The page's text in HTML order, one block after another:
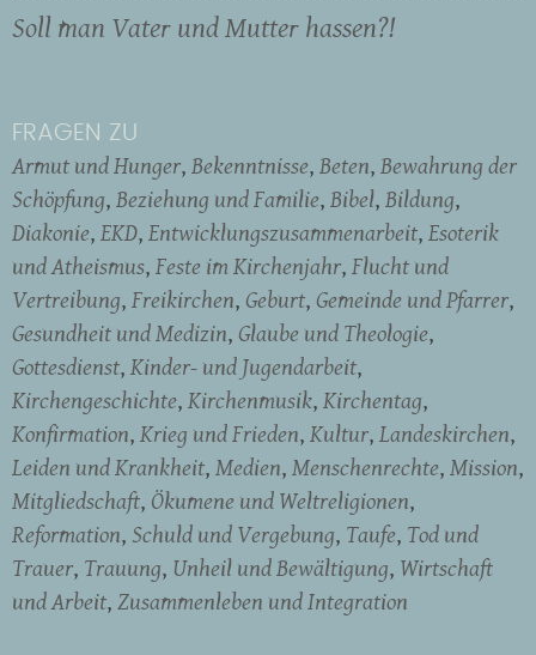
Soll man Vater und Mutter hassen?!
FRAGEN ZU
Armut und Hunger Bekenntnisse Beten Bewahrung der
Schöpfung Beziehung und Familie Bibel Bildung
Diakonie EKD Entwicklungszusammenarbeit Esoterik
und Atheismus Feste im Kirchenjahr Flucht und
Vertreibung Freikirchen Geburt Gemeinde und Pfarrer
Gesundheit und Medizin Glaube und Theologie
Gottesdienst Kinder- und Jugendarbeit
Kirchengeschichte Kirchenmusik Kirchentag
Konfirmation Krieg und Frieden Kultur Landeskirchen
Leiden und Krankheit Medien Menschenrechte Mission
Mitgliedschaft Ökumene und Weltreligionen
Reformation Schuld und Vergebung Taufe Tod und
Trauer Trauung Unheil und Bewältigung Wirtschaft
und Arbeit Zusammenleben und Integration